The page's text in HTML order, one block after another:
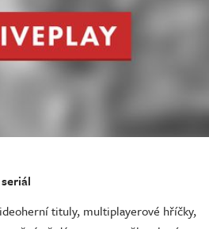
tituly, multiplayerové hříčky,